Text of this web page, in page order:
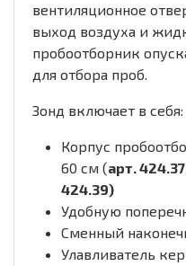
вентиляционное
выход воздуха и
пробоотборник
для отбора проб.
Зонд включает в себя:
Корпус
60 см (арт. 424.37
424.39)
Удобную
Сменный
Улавливатель